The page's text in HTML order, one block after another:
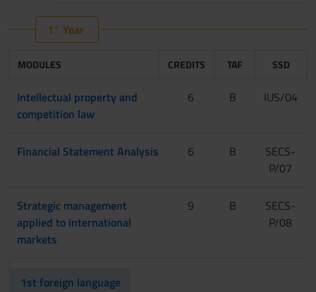
1° Year
MODULES CREDITS TAF SSD
Intellectual property and
competition law
6 B IUS/04
Financial Statement Analysis 6 B
SECS-
P/07
Strategic management
applied to international
markets
9 B
SECS-
P/08
1st foreign language